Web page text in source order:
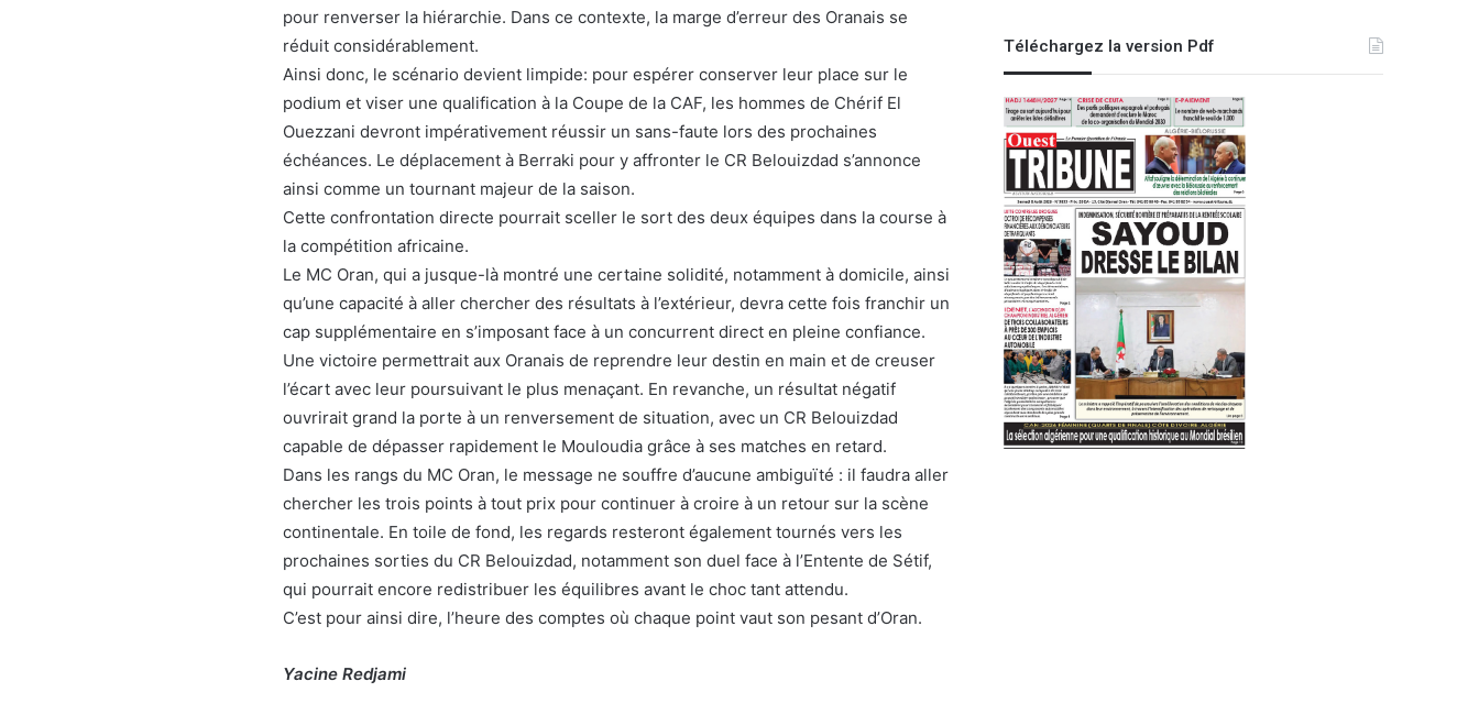
pour renverser la hiérarchie. Dans ce contexte, la marge d’erreur des Oranais se
réduit considérablement.
Ainsi donc, le scénario devient limpide: pour espérer conserver leur place sur le
podium et viser une qualification à la Coupe de la CAF, les hommes de Chérif El
Ouezzani devront impérativement réussir un sans-faute lors des prochaines
échéances. Le déplacement à Berraki pour y affronter le CR Belouizdad s’annonce
ainsi comme un tournant majeur de la saison.
Cette confrontation directe pourrait sceller le sort des deux équipes dans la course à
la compétition africaine.
Le MC Oran, qui a jusque-là montré une certaine solidité, notamment à domicile, ainsi
qu’une capacité à aller chercher des résultats à l’extérieur, devra cette fois franchir un
cap supplémentaire en s’imposant face à un concurrent direct en pleine confiance.
Une victoire permettrait aux Oranais de reprendre leur destin en main et de creuser
l’écart avec leur poursuivant le plus menaçant. En revanche, un résultat négatif
ouvrirait grand la porte à un renversement de situation, avec un CR Belouizdad
capable de dépasser rapidement le Mouloudia grâce à ses matches en retard.
Dans les rangs du MC Oran, le message ne souffre d’aucune ambiguïté : il faudra aller
chercher les trois points à tout prix pour continuer à croire à un retour sur la scène
continentale. En toile de fond, les regards resteront également tournés vers les
prochaines sorties du CR Belouizdad, notamment son duel face à l’Entente de Sétif,
qui pourrait encore redistribuer les équilibres avant le choc tant attendu.
C’est pour ainsi dire, l’heure des comptes où chaque point vaut son pesant d’Oran.
Yacine Redjami
Téléchargez la version Pdf